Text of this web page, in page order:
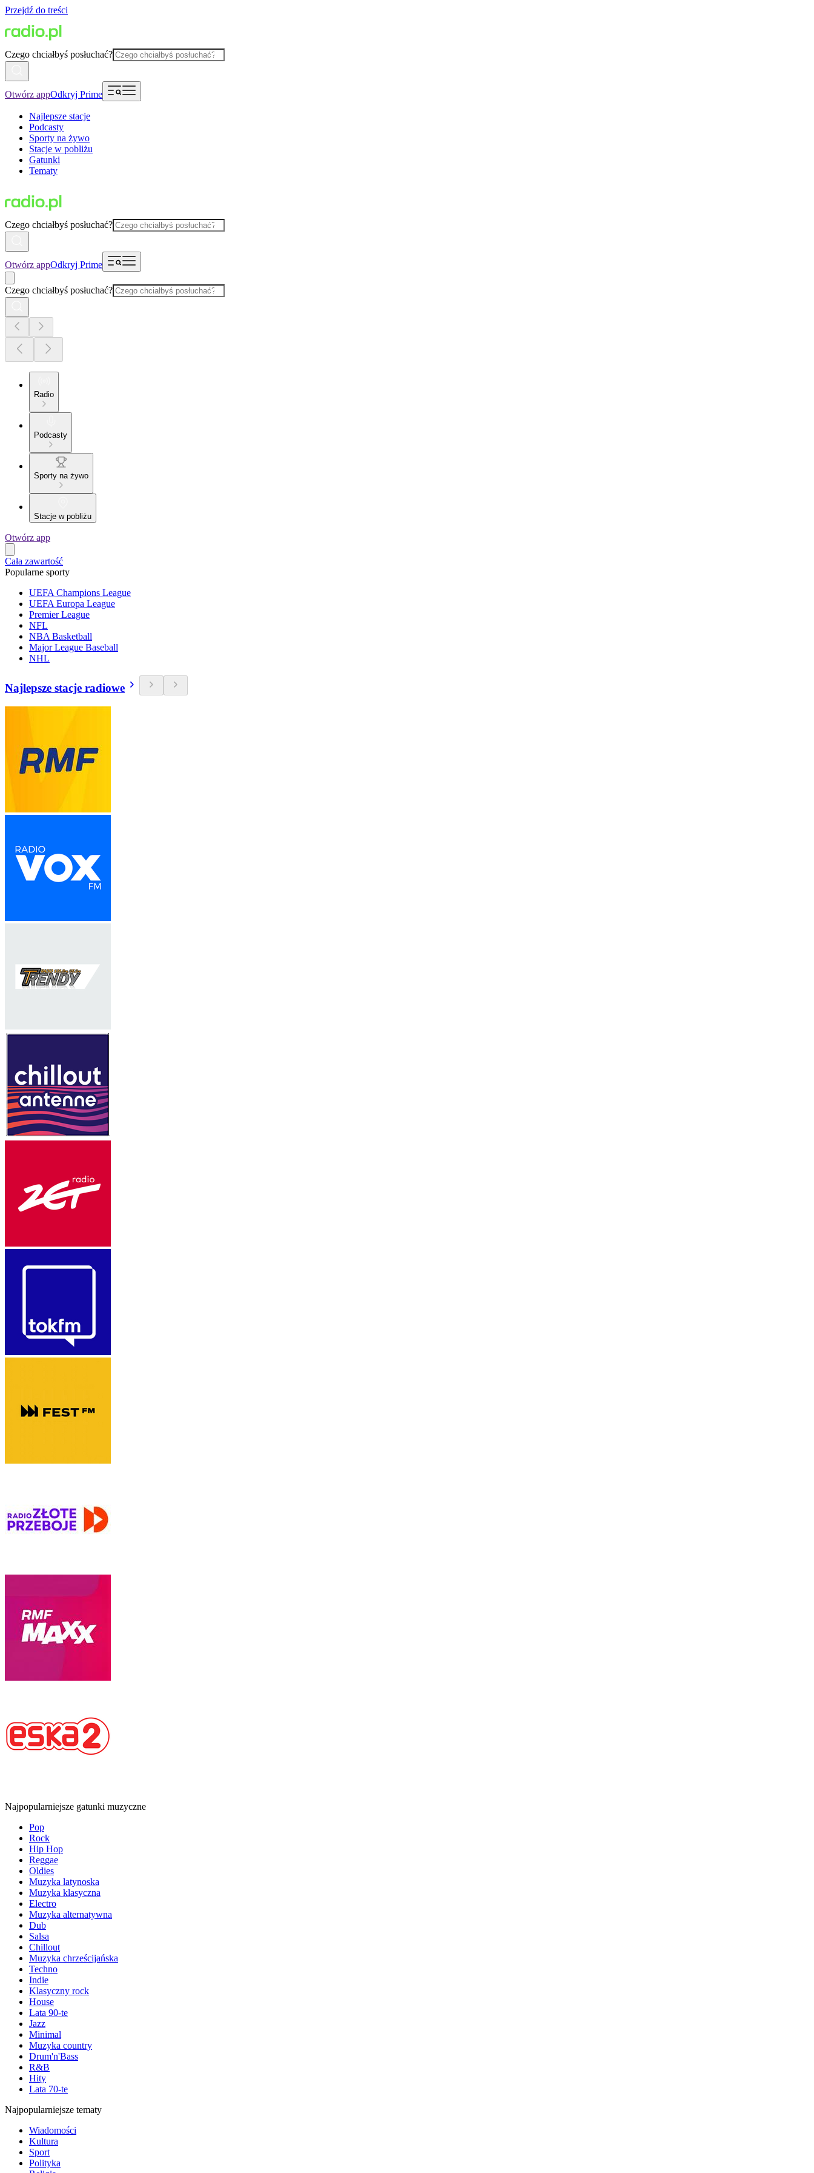
Przejdź do treści
Czego chciałbyś posłuchać?
Otwórz appOdkryj Prime
Najlepsze stacje
Podcasty
Sporty na żywo
Stacje w pobliżu
Gatunki
Tematy
Czego chciałbyś posłuchać?
Otwórz appOdkryj Prime
Czego chciałbyś posłuchać?
Radio
Podcasty
Sporty na żywo
Stacje w pobliżu
Otwórz app
Cała zawartość
Popularne sporty
UEFA Champions League
UEFA Europa League
Premier League
NFL
NBA Basketball
Major League Baseball
NHL
Najlepsze stacje radiowe
Najpopularniejsze gatunki muzyczne
Pop
Rock
Hip Hop
Reggae
Oldies
Muzyka latynoska
Muzyka klasyczna
Electro
Muzyka alternatywna
Dub
Salsa
Chillout
Muzyka chrześcijańska
Techno
Indie
Klasyczny rock
House
Lata 90-te
Jazz
Minimal
Muzyka country
Drum'n'Bass
R&B
Hity
Lata 70-te
Najpopularniejsze tematy
Wiadomości
Kultura
Sport
Polityka